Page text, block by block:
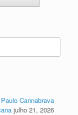
Cannabrava
julho 21, 2026